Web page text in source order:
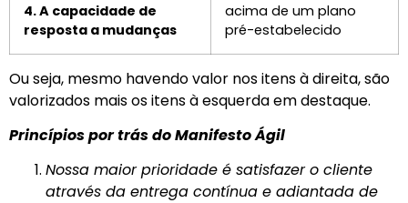
4.A capacidade de
resposta a mudanças
acima de um plano
pré-estabelecido
Ou seja, mesmo havendo valor nos itens à direita, são
valorizados mais os itens à esquerda em destaque.
Princípios por trás do Manifesto Ágil
Nossa maior prioridade é satisfazer o cliente
através da entrega contínua e adiantada de